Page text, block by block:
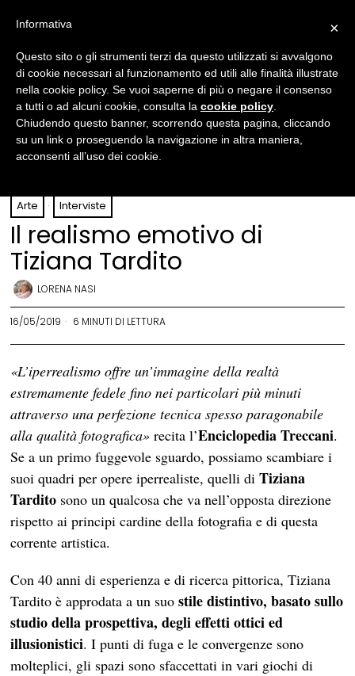
Arte · Interviste
Il realismo emotivo di
Tiziana Tardito
LORENA NASI
16/05/2019 6 MINUTI DI LETTURA
«L’iperrealismo offre un’immagine della realtà
estremamente fedele fino nei particolari più minuti
attraverso una perfezione tecnica spesso paragonabile
alla qualità fotografica» recita l’Enciclopedia Treccani.
Se a un primo fuggevole sguardo, possiamo scambiare i
suoi quadri per opere iperrealiste, quelli diTiziana
Tardito sono un qualcosa che va nell’opposta direzione
rispetto ai principi cardine della fotografia e di questa
corrente artistica.
Con 40 anni di esperienza e di ricerca pittorica, Tiziana
Tardito è approdata a un suostile distintivo, basato sullo
studio della prospettiva, degli effetti ottici ed
illusionistici. I punti di fuga e le convergenze sono
molteplici, gli spazi sono sfaccettati in vari giochi di
×
Informativa
Questo sito o gli strumenti terzi da questo utilizzati si avvalgono
di cookie necessari al funzionamento ed utili alle finalità illustrate
nella cookie policy. Se vuoi saperne di più o negare il consenso
a tutti o ad alcuni cookie, consulta la cookie policy
Chiudendo questo banner, scorrendo questa pagina, cliccando
su un link o proseguendo la navigazione in altra maniera,
acconsenti all’uso dei cookie.